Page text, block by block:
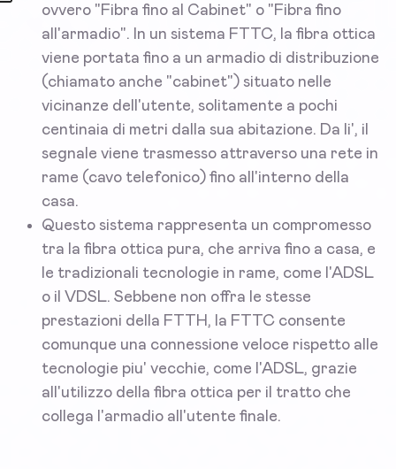
ovvero "Fibra fino al Cabinet" o "Fibra fino
all'armadio". In un sistema FTTC, la fibra ottica
viene portata fino a un armadio di distribuzione
(chiamato anche "cabinet") situato nelle
vicinanze dell'utente, solitamente a pochi
centinaia di metri dalla sua abitazione. Da li', il
segnale viene trasmesso attraverso una rete in
rame (cavo telefonico) fino all'interno della
casa.
Questo sistema rappresenta un compromesso
tra la fibra ottica pura, che arriva fino a casa, e
le tradizionali tecnologie in rame, come l'ADSL
o il VDSL. Sebbene non offra le stesse
prestazioni della FTTH, la FTTC consente
comunque una connessione veloce rispetto alle
tecnologie piu' vecchie, come l'ADSL, grazie
all'utilizzo della fibra ottica per il tratto che
collega l'armadio all'utente finale.